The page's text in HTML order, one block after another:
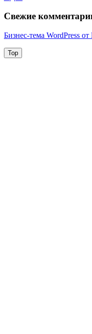
Свежие
Бизнес-тема WordPress
Top